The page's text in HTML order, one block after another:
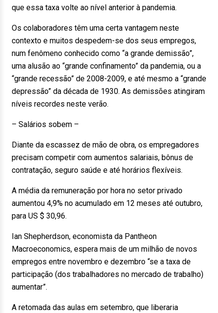
que essa taxa volte ao nível anterior à pandemia.
Os colaboradores têm uma certa vantagem neste
contexto e muitos despedem-se dos seus empregos,
num fenômeno conhecido como “a grande demissão”,
uma alusão ao “grande confinamento” da pandemia, ou a
“grande recessão” de 2008-2009, e até mesmo a “grande
depressão” da década de 1930. As demissões atingiram
níveis recordes neste verão.
– Salários sobem –
Diante da escassez de mão de obra, os empregadores
precisam competir com aumentos salariais, bônus de
contratação, seguro saúde e até horários flexíveis.
A média da remuneração por hora no setor privado
aumentou 4,9% no acumulado em 12 meses até outubro,
para US $ 30,96.
Ian Shepherdson, economista da Pantheon
Macroeconomics, espera mais de um milhão de novos
empregos entre novembro e dezembro “se a taxa de
participação (dos trabalhadores no mercado de trabalho)
aumentar”.
A retomada das aulas em setembro, que liberaria